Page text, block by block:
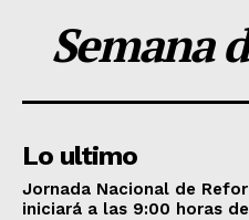
Semana
Lo ultimo
Jornada Nacional de
iniciará a las 9:00 horas